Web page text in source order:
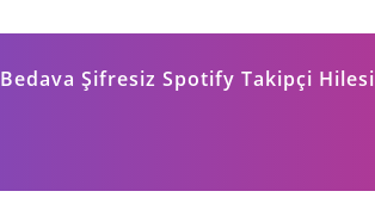
Bedava Şifresiz Spotify Takipçi Hilesi